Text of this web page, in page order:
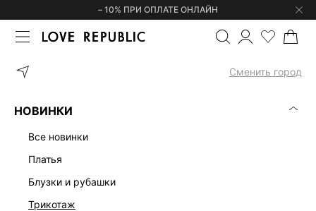
– 10% ПРИ ОПЛАТЕ ОНЛАЙН
Сменить город
НОВИНКИ
все новинки
платья
блузки и рубашки
трикотаж
ГЛАВНАЯ ДЖЕМПЕРЫ И СВИТЕРЫ